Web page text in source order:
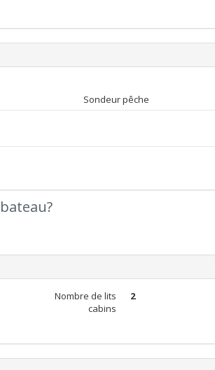
Sondeur pêche
Nombre de lits
cabins
2